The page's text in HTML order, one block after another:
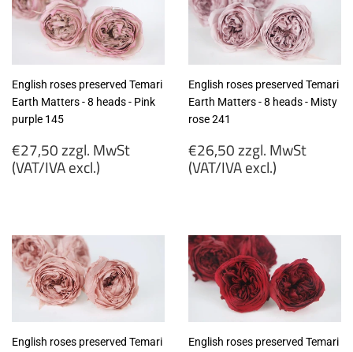
excl.) excl.)
English roses preserved Temari
Earth Matters - 8 heads - Pink
purple 145
Regular
price
€27,50 zzgl. MwSt
(VAT/IVA excl.)
MwSt
(VAT/IVA
excl.)
English roses preserved Temari
Earth Matters - 8 heads - Misty
rose 241
Regular
price
€26,50 zzgl. MwSt
(VAT/IVA excl.)
MwSt
(VAT/IVA
excl.)
English roses preserved Temari
English roses preserved Temari